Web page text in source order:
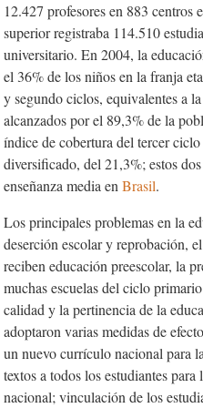
12.427 profesores en 883 centros
superior registraba 114.510
universitario. En 2004, la
el 36% de los niños en la franja
y segundo ciclos, equivalentes a
alcanzados por el 89,3% de la
índice de cobertura del tercer
diversificado, del 21,3%; estos
enseñanza media enBrasil.
Los principales problemas en la
deserción escolar y reprobación,
reciben educación preescolar, la
muchas escuelas del ciclo
calidad y la pertinencia de la
adoptaron varias medidas de
un nuevo currículo nacional para
textos a todos los estudiantes
nacional; vinculación de los